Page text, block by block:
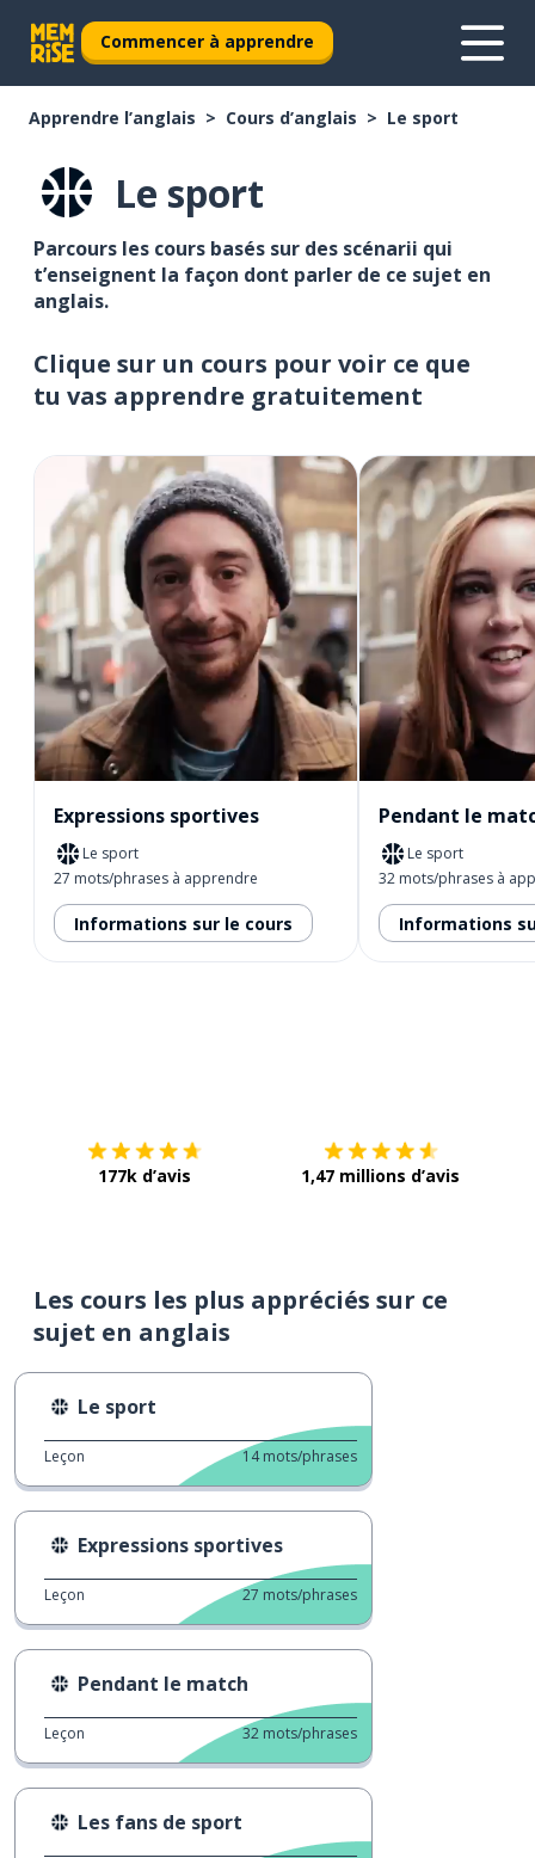
Commencer à apprendre
Apprendre l’anglais Cours d’anglais Le sport
Le sport
Parcours les cours basés sur des scénarii qui
t’enseignent la façon dont parler de ce sujet en
anglais.
Clique sur un cours pour voir ce que
tu vas apprendre gratuitement
Expressions sportives
Le sport
27 mots/phrases à apprendre
Informations sur le cours
Pendant le
Le sport
32 mots/phrases à
Informations
177k d’avis 1,47 millions d’avis
Les cours les plus appréciés sur ce
sujet en anglais
Le sport
Leçon 14 mots/phrases
Expressions sportives
Leçon 27 mots/phrases
Pendant le match
Leçon 32 mots/phrases
Les fans de sport